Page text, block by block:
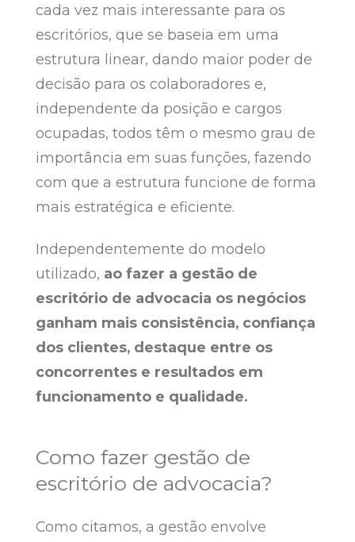
cada vez mais interessante para os
escritórios, que se baseia em uma
estrutura linear, dando maior poder de
decisão para os colaboradores e,
independente da posição e cargos
ocupadas, todos têm o mesmo grau de
importância em suas funções, fazendo
com que a estrutura funcione de forma
mais estratégica e eficiente.
Independentemente do modelo
utilizado, ao fazer a gestão de
escritório de advocacia os negócios
ganham mais consistência, confiança
dos clientes, destaque entre os
concorrentes e resultados em
funcionamento e qualidade.
Como fazer gestão de
escritório de advocacia?
Como citamos, a gestão envolve